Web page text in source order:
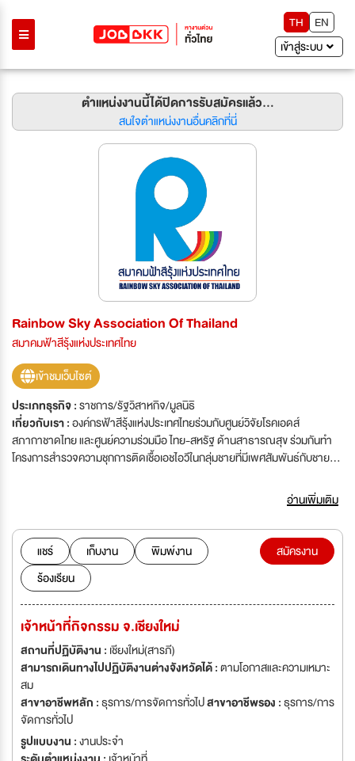
TH
EN
เข้าสู่ระบบ
ตำแหน่งงานนี้ได้ปิดการรับสมัครแล้ว...
สนใจตำแหน่งงานอื่นคลิกที่นี่
Rainbow Sky Association Of Thailand
สมาคมฟ้าสีรุ้งแห่งประเทศไทย
เข้าชมเว็บไซต์
ประเภทธุรกิจ :ราชการ/รัฐวิสาหกิจ/มูลนิธิ
เกี่ยวกับเรา :องค์กรฟ้าสีรุ้งแห่งประเทศไทยร่วมกับศูนย์วิจัยโรคเอดส์
สภากาชาดไทย และศูนย์ความร่วมมือ ไทย-สหรัฐ ด้านสาธารณสุข ร่วมกันทำ
โครงการสำรวจความชุกการติดเชื้อเอชไอวีในกลุ่มชายที่มีเพศสัมพันธ์กับชายใน
๑๗.๘ ทำให้เกิดการตื่นตัวอย่างมากและมีองค์กรที่ทำงานในกลุ่มชายที่มีเพศ
สัมพันธ์กับชายเกิดในประเทศไทยมากมาย กลุ่มอาสาสมัครฟ้าสีรุ้งเองก็รวมตัว
กันเป็นสมาชิกที่เข้มแข็งมากขึ้นแล้วจดทะเบียนเป็น “สมาคมฟ้าสีรุ้งแห่ง
ประเทศไทย” ในปี พ.ศ.๒๕๔๖ ปัจจุบันสมาคมฟ้าสีรุ้งแห่งประเทศไทยมีการ
ดำเนินโครงการด้านสุขภาพเฉพาะสำหรับ กลุ่มชายมีเพศสัมพันธ์กับชาย คน
ข้ามเพศ (สาวประเภทสอง) หญิงรักหญิง รวมถึงการทำงานประเด็นเรื่องสิทธิของ
ผู้ที่มีความหลากหลายทางเพศ
อ่านเพิ่มเติม
แชร์ เก็บงาน
พิมพ์งาน
ร้องเรียน
สมัครงาน
เจ้าหน้าที่กิจกรรม จ.เชียงใหม่
สถานที่ปฏิบัติงาน : เชียงใหม่(สารภี)
สามารถเดินทางไปปฏิบัติงานต่างจังหวัดได้ :ตามโอกาสและความเหมาะ
สม
สาขาอาชีพหลัก :ธุรการ/การจัดการทั่วไปสาขาอาชีพรอง :ธุรการ/การ
จัดการทั่วไป
รูปแบบงาน :งานประจำ